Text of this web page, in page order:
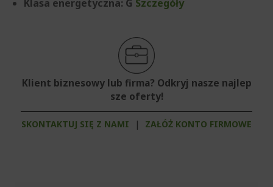
Klasa energetyczna: G Szczegóły
Klient biznesowy lub firma? Odkryj nasze najlep
sze oferty!
SKONTAKTUJ SIĘ Z NAMI | ZAŁÓŻ KONTO FIRMOWE